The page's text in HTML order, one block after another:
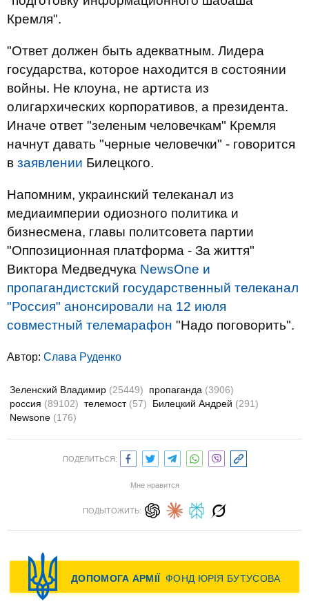
Кремля".
"Ответ должен быть адекватным. Лидера
государства, которое находится в состоянии
войны. Не клоуна, не артиста из
олигархических корпоративов, а президента.
Иначе ответ "зеленым человечкам" Кремля
начнут давать "черные человечки" - говорится
в заявлении Билецкого.
Напомним, украинский телеканал из
медиаимперии одиозного политика и
бизнесмена, главы политсовета партии
"Оппозиционная платформа - За життя"
Виктора Медведчука NewsOne и
пропагандистский государственный телеканал
"Россия" анонсировали на 12 июля
совместный телемарафон "Надо поговорить".
Автор: Слава Руденко
Зеленский Владимир (25449) пропаганда (3906)
россия (89102) телемост (57) Билецкий Андрей (291)
Newsone (176)
ПОДЕЛИТЬСЯ:
Мне нравится
ПОДЫТОЖИТЬ: